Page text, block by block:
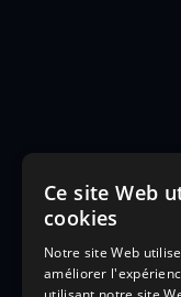
Ce site Web
cookies
Notre site Web
améliorer